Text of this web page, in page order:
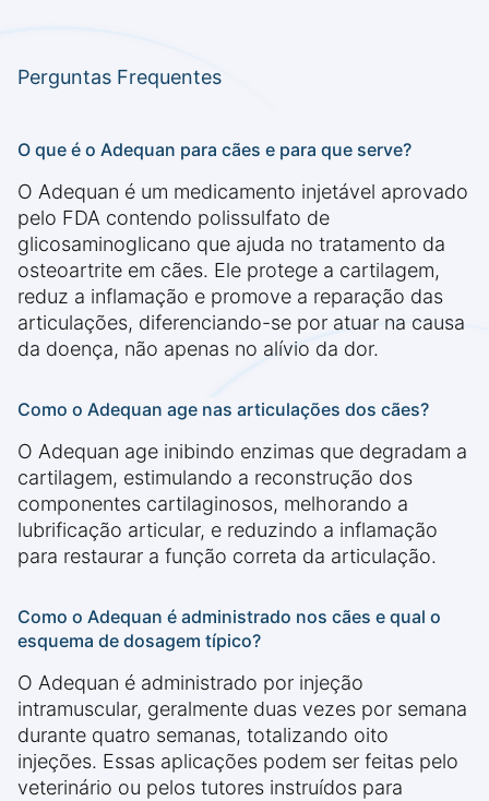
Perguntas Frequentes
O que é o Adequan para cães e para que serve?
O Adequan é um medicamento injetável aprovado
pelo FDA contendo polissulfato de
glicosaminoglicano que ajuda no tratamento da
osteoartrite em cães. Ele protege a cartilagem,
reduz a inflamação e promove a reparação das
articulações, diferenciando-se por atuar na causa
da doença, não apenas no alívio da dor.
Como o Adequan age nas articulações dos cães?
O Adequan age inibindo enzimas que degradam a
cartilagem, estimulando a reconstrução dos
componentes cartilaginosos, melhorando a
lubrificação articular, e reduzindo a inflamação
para restaurar a função correta da articulação.
Como o Adequan é administrado nos cães e qual o
esquema de dosagem típico?
O Adequan é administrado por injeção
intramuscular, geralmente duas vezes por semana
durante quatro semanas, totalizando oito
injeções. Essas aplicações podem ser feitas pelo
veterinário ou pelos tutores instruídos para